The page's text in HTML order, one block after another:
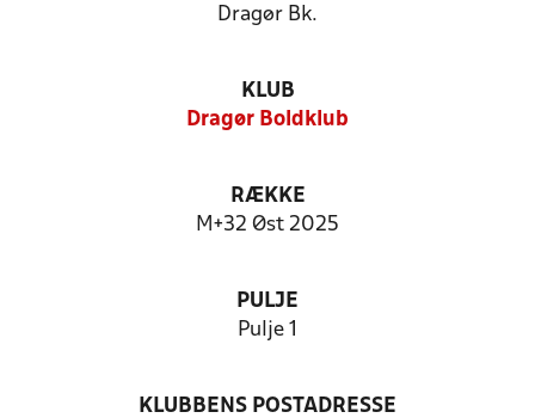
Dragør Bk.
KLUB
Dragør Boldklub
RÆKKE
M+32 Øst 2025
PULJE
Pulje 1
KLUBBENS POSTADRESSE